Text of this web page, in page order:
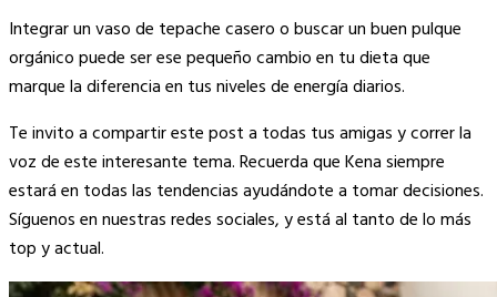
Integrar un vaso de tepache casero o buscar un buen pulque
orgánico puede ser ese pequeño cambio en tu dieta que
marque la diferencia en tus niveles de energía diarios.
Te invito a compartir este post a todas tus amigas y correr la
voz de este interesante tema. Recuerda que Kena siempre
estará en todas las tendencias ayudándote a tomar decisiones.
Síguenos en nuestras redes sociales, y está al tanto de lo más
top y actual.